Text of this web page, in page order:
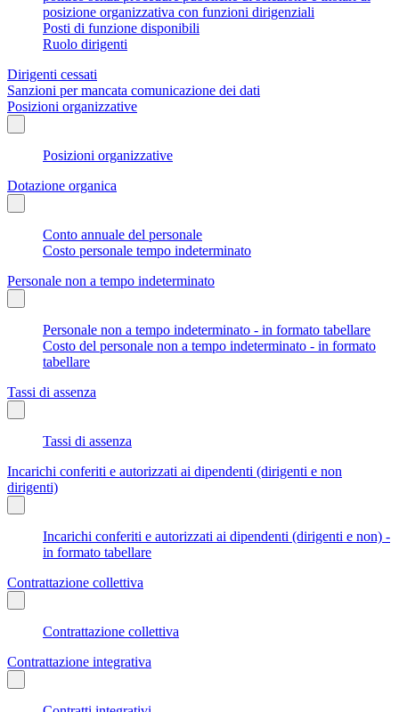
posizione organizzativa con funzioni dirigenziali
Posti di funzione disponibili
Ruolo dirigenti
Dirigenti cessati
Sanzioni per mancata comunicazione dei dati
Posizioni organizzative
Posizioni organizzative
Dotazione organica
Conto annuale del personale
Costo personale tempo indeterminato
Personale non a tempo indeterminato
Personale non a tempo indeterminato - in formato tabellare
Costo del personale non a tempo indeterminato - in formato
tabellare
Tassi di assenza
Tassi di assenza
Incarichi conferiti e autorizzati ai dipendenti (dirigenti e non
dirigenti)
Incarichi conferiti e autorizzati ai dipendenti (dirigenti e non) -
in formato tabellare
Contrattazione collettiva
Contrattazione collettiva
Contrattazione integrativa